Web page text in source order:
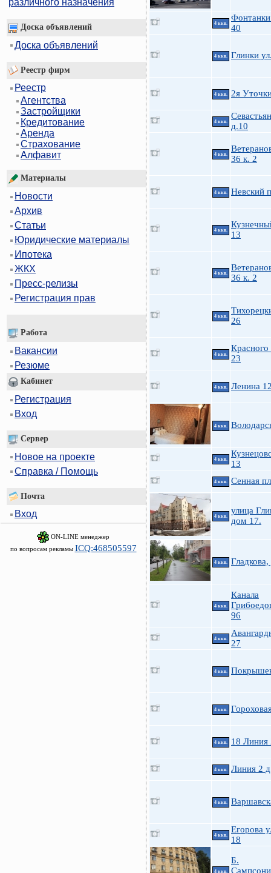
различного назначения
Доска объявлений
Доска объявлений
Реестр фирм
Реестр
Агентства
Застройщики
Кредитование
Аренда
Страхование
Алфавит
Материалы
Новости
Архив
Статьи
Юридические материалы
Ипотека
ЖКХ
Пресс-релизы
Регистрация прав
Работа
Вакансии
Резюме
Кабинет
Регистрация
Вход
Сервер
Новое на проекте
Справка / Помощь
Почта
Вход
ON-LINE менеджер
по вопросам рекламы ICQ:468505597
4 ккв.
40
4 ккв. Глинки
4 ккв. 2я
4 ккв.
д.10
4 ккв.
36 к. 2
4 ккв. Невский
4 ккв.
13
4 ккв.
36 к. 2
4 ккв.
26
4 ккв.
23
4 ккв. Ленина
4 ккв.
4 ккв.
13
4 ккв. Сенная
4 ккв.
улица
дом 17.
4 ккв.
4 ккв.
Канала
96
4 ккв.
27
4 ккв.
4 ккв.
4 ккв. 18 Линия
4 ккв. Линия 2
4 ккв.
4 ккв.
Егорова
18
4 ккв.
Б.